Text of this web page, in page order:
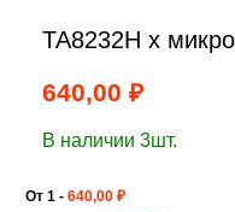
TA8232H х
640,00 ₽
В наличии 3шт.
От 1 - 640,00 ₽